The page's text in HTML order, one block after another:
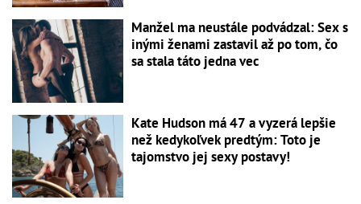
Manžel ma neustále podvádzal: Sex s
inými ženami zastavil až po tom, čo
sa stala táto jedna vec
Kate Hudson má 47 a vyzerá lepšie
než kedykoľvek predtým: Toto je
tajomstvo jej sexy postavy!